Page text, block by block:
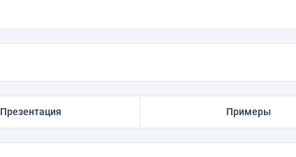
Презентация Примеры